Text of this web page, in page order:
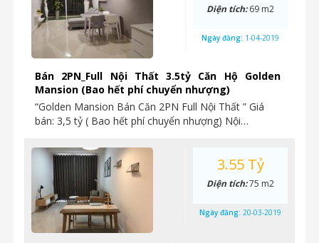
Bán 2PN_Full Nội Thất 3.5tỷ Căn Hộ Golden
Mansion (Bao hết phí chuyển nhượng)
“Golden Mansion Bán Căn 2PN Full Nội Thất ” Giá
bán: 3,5 tỷ ( Bao hết phí chuyển nhượng) Nội…
Diện tích:69 m2
Ngày đăng: 1-04-2019
3.55 Tỷ
Diện tích:75 m2
Ngày đăng: 20-03-2019